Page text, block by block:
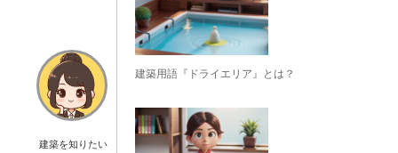
建築を知りたい
建築用語『ドライエリア』とは？